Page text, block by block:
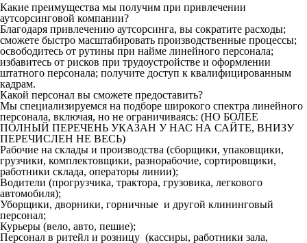
Какие преимущества мы получим при привлечении
аутсорсинговой компании?
Благодаря привлечению аутсорсинга, вы сократите расходы;
сможете быстро масштабировать производственные процессы;
освободитесь от рутины при найме линейного персонала;
избавитесь от рисков при трудоустройстве и оформлении
штатного персонала; получите доступ к квалифицированным
кадрам.
Какой персонал вы сможете предоставить?
Мы специализируемся на подборе широкого спектра линейного
персонала, включая, но не ограничиваясь: (НО БОЛЕЕ
ПОЛНЫЙ ПЕРЕЧЕНЬ УКАЗАН У НАС НА САЙТЕ, ВНИЗУ
ПЕРЕЧИСЛЕН НЕ ВЕСЬ)
Рабочие на склады и производства (сборщики, упаковщики,
грузчики, комплектовщики, разнорабочие, сортировщики,
работники склада, операторы линии);
Водители (прогрузчика, трактора, грузовика, легкового
автомобиля);
Уборщики, дворники, горничные и другой клининговый
персонал;
Курьеры (вело, авто, пешие);
Персонал в ритейл и розницу (кассиры, работники зала,